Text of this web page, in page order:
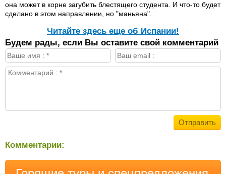
она может в корне загубить блестящего студента. И что-то будет
сделано в этом направлении, но "маньяна".
Читайте здесь еще об Испании!
Будем рады, если Вы оставите свой комментарий
Комментарии: